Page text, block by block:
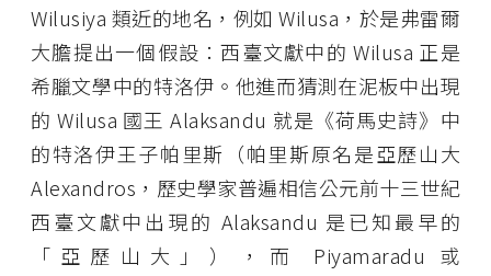
Wilusiya 類近的地名，例如 Wilusa，於是弗雷爾
大膽提出一個假設：西臺文獻中的 Wilusa 正是
希臘文學中的特洛伊。他進而猜測在泥板中出現
的 Wilusa 國王 Alaksandu 就是《荷馬史詩》中
的特洛伊王子帕里斯（帕里斯原名是亞歷山大
Alexandros，歷史學家普遍相信公元前十三世紀
西臺文獻中出現的 Alaksandu 是已知最早的
「亞歷山大」），而 Piyamaradu 或